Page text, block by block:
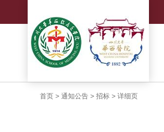
首页 > 通知公告 > 招标 > 详细页